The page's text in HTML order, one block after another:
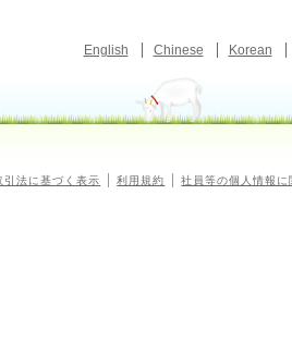
English Chinese Korean
引法に基づく表示 利用規約 社員等の個人情報